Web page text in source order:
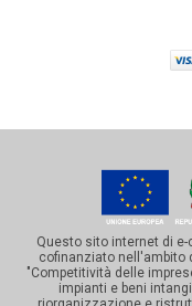
Questo sito internet di
cofinanziato nell'ambito
"Competitività delle
impianti e beni